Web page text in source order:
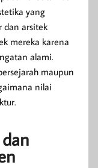
yang
dan arsitek
mereka karena
alami.
maupun
nilai